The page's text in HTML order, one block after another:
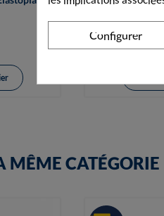
MÊME CATÉGORIE
Configurer